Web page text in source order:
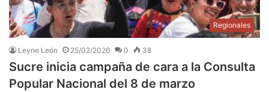
Regionales
Leyne León 25/02/2026 0 38
Sucre inicia campaña de cara a la Consulta
Popular Nacional del 8 de marzo